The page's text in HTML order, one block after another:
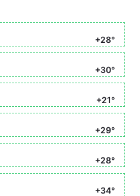
+28°
+30°
+21°
+29°
+28°
+34°